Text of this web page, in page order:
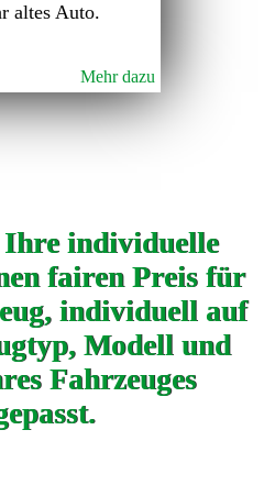
altes Auto.
Mehr dazu
Ihre individuelle
fairen Preis für
individuell auf
Modell und
Fahrzeuges